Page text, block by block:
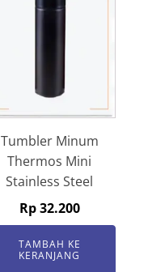
Tumbler Minum
Thermos Mini
Stainless Steel
Rp32.200
TAMBAH KE
KERANJANG